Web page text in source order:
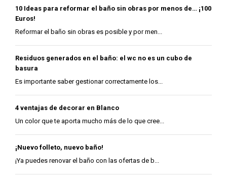
10 Ideas para reformar el baño sin obras por menos de… ¡100
Euros!
Reformar el baño sin obras es posible y por men...
Residuos generados en el baño: el wc no es un cubo de
basura
Es importante saber gestionar correctamente los...
4 ventajas de decorar en Blanco
Un color que te aporta mucho más de lo que cree...
¡Nuevo folleto, nuevo baño!
¡Ya puedes renovar el baño con las ofertas de b...